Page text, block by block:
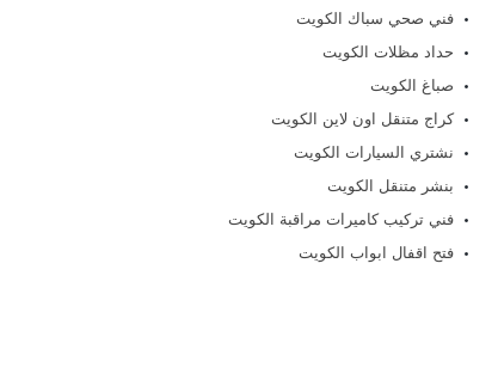
فني صحي سباك الكويت
حداد مظلات الكويت
صباغ الكويت
كراج متنقل اون لاين الكويت
نشتري السيارات الكويت
بنشر متنقل الكويت
فني تركيب كاميرات مراقبة الكويت
فتح اقفال ابواب الكويت